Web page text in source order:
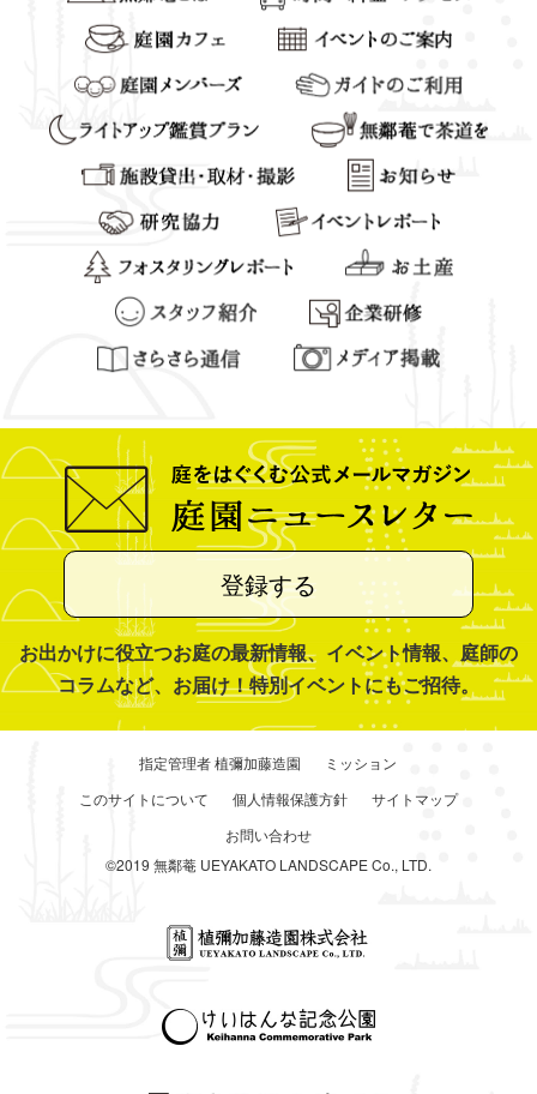
登録する
お出かけに役立つお庭の最新情報、イベント情報、庭師の
コラムなど、お届け！特別イベントにもご招待。
指定管理者 植彌加藤造園
ミッション
このサイトについて
個人情報保護方針
サイトマップ
お問い合わせ
©2019 無鄰菴 UEYAKATO LANDSCAPE Co., LTD.